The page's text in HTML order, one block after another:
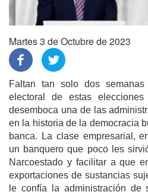
Martes 3 de Octubre de 2023
Faltan tan solo dos
electoral de estas
desemboca una de las
en la historia de la democracia
banca. La clase empresarial,
un banquero que poco les
Narcoestado y facilitar a que
exportaciones de sustancias
le confía la administración de